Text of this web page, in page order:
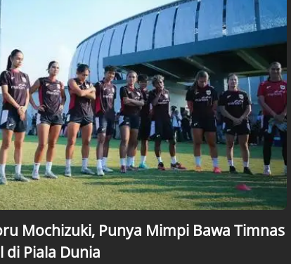
Mochizuki, Punya Mimpi Bawa Timnas
di Piala Dunia